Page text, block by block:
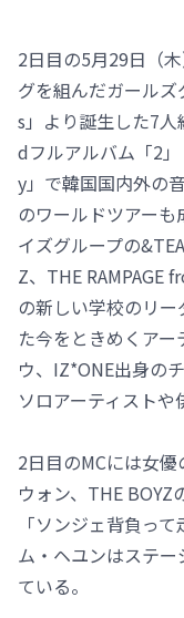
2日目の5月29日（
グを組んだガール
s」より誕生した7
dフルアルバム「2
y」で韓国国内外の
のワールドツアー
イズグループの
Z、THE RAMPAGE
の新しい学校のリ
た今をときめくア
ウ、IZ*ONE出身の
ソロアーティストや
2日目のMCには女
ウォン、THE
「ソンジェ背負っ
ム・ヘユンはステ
ている。